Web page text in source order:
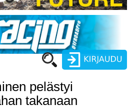
pelästyi
takanaan